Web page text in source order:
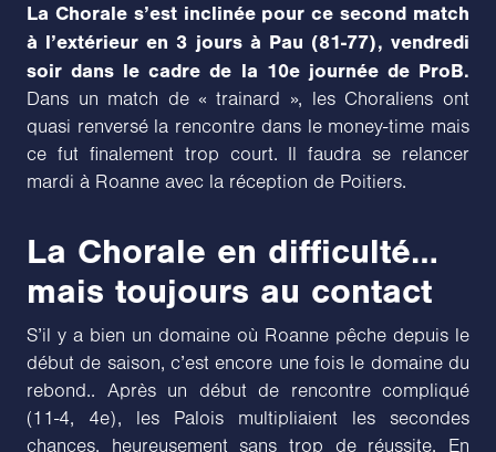
La Chorale s’est inclinée pour ce second match
à l’extérieur en 3 jours à Pau (81-77), vendredi
soir dans le cadre de la 10e journée de ProB.
Dans un match de « trainard », les Choraliens ont
quasi renversé la rencontre dans le money-time mais
ce fut finalement trop court. Il faudra se relancer
mardi à Roanne avec la réception de Poitiers.
La Chorale en difficulté…
mais toujours au contact
S’il y a bien un domaine où Roanne pêche depuis le
début de saison, c’est encore une fois le domaine du
rebond.. Après un début de rencontre compliqué
(11-4, 4e), les Palois multipliaient les secondes
chances, heureusement sans trop de réussite. En